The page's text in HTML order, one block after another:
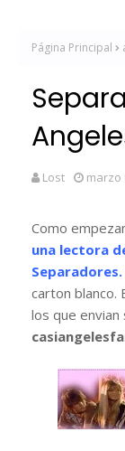
Página Principal
Lost marzo
Como
una lectora
Separadores.
carton blanco.
los que